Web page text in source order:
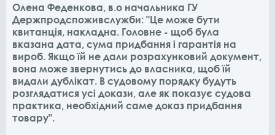
Олена Феденкова, в.о начальника ГУ
Держпродспоживслужби: "Це може бути
квитанція, накладна. Головне - щоб була
вказана дата, сума придбання і гарантія на
вироб. Якщо їй не дали розрахунковий документ,
вона може звернутись до власника, щоб їй
видали дублікат. В судовому порядку будуть
розглядатися усі докази, але як показує судова
практика, необхідний саме доказ придбання
товару".